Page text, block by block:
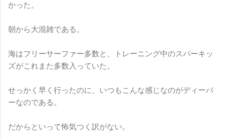
かった。
朝から大混雑である。
海はフリーサーファー多数と、トレーニング中のスパーキッ
ズがこれまた多数入っていた。
せっかく早く行ったのに、いつもこんな感じなのがディーバ
ーなのである。
だからといって怖気つく訳がない。